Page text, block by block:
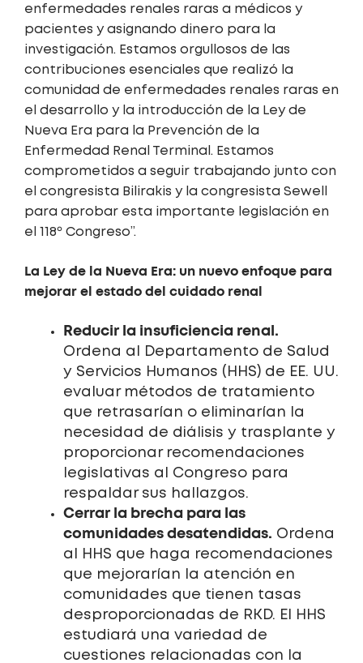
enfermedades renales raras a médicos y
pacientes y asignando dinero para la
investigación. Estamos orgullosos de las
contribuciones esenciales que realizó la
comunidad de enfermedades renales raras en
el desarrollo y la introducción de la Ley de
Nueva Era para la Prevención de la
Enfermedad Renal Terminal. Estamos
comprometidos a seguir trabajando junto con
el congresista Bilirakis y la congresista Sewell
para aprobar esta importante legislación en
el 118º Congreso”.
La Ley de la Nueva Era: un nuevo enfoque para
mejorar el estado del cuidado renal
Reducir la insuficiencia renal.
Ordena al Departamento de Salud
y Servicios Humanos (HHS) de EE. UU.
evaluar métodos de tratamiento
que retrasarían o eliminarían la
necesidad de diálisis y trasplante y
proporcionar recomendaciones
legislativas al Congreso para
respaldar sus hallazgos.
Cerrar la brecha para las
comunidades desatendidas. Ordena
al HHS que haga recomendaciones
que mejorarían la atención en
comunidades que tienen tasas
desproporcionadas de RKD. El HHS
estudiará una variedad de
cuestiones relacionadas con la